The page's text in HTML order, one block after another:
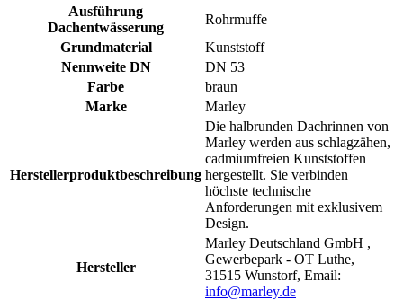
Ausführung
Dachentwässerung
Rohrmuffe
Grundmaterial
Kunststoff
Nennweite DN
DN 53
Farbe
braun
Marke
Marley
Herstellerproduktbeschreibung
Die halbrunden Dachrinnen von
Marley werden aus schlagzähen,
cadmiumfreien Kunststoffen
hergestellt. Sie verbinden
höchste technische
Anforderungen mit exklusivem
Design.
Hersteller
Marley Deutschland GmbH ,
Gewerbepark - OT Luthe,
31515 Wunstorf, Email:
info@marley.de